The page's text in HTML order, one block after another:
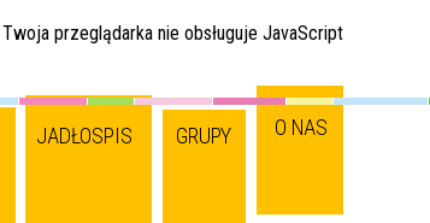
Twoja przeglądarka nie obsługuje JavaScript
JADŁOSPIS GRUPY O NAS